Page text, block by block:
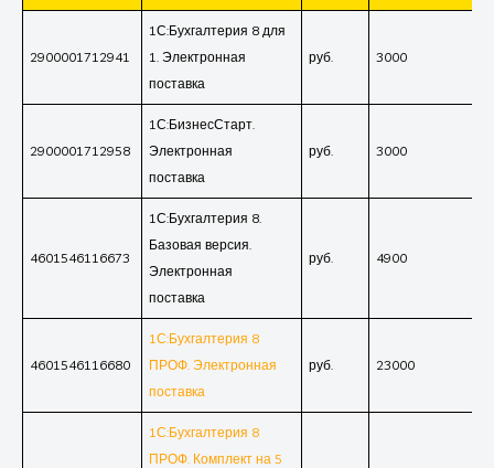
2900001712941
1С:Бухгалтерия 8 для
1. Электронная
поставка
руб. 3000
2900001712958
1С:БизнесСтарт.
Электронная
поставка
руб. 3000
4601546116673
1С:Бухгалтерия 8.
Базовая версия.
Электронная
поставка
руб. 4900
4601546116680
1С:Бухгалтерия 8
ПРОФ. Электронная
поставка
руб. 23000
1С:Бухгалтерия 8
ПРОФ. Комплект на 5